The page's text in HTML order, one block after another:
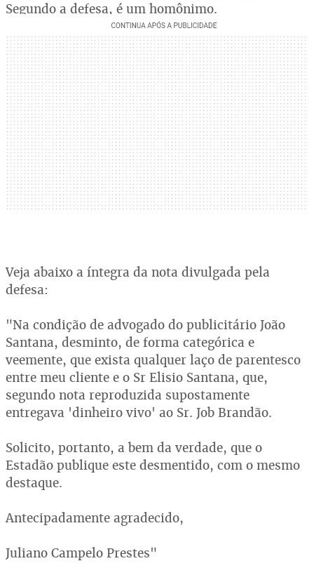
Segundo a defesa, é um homônimo.
Veja abaixo a íntegra da nota divulgada pela
defesa:
"Na condição de advogado do publicitário João
Santana, desminto, de forma categórica e
veemente, que exista qualquer laço de parentesco
entre meu cliente e o Sr Elisio Santana, que,
segundo nota reproduzida supostamente
entregava 'dinheiro vivo' ao Sr. Job Brandão.
Solicito, portanto, a bem da verdade, que o
Estadão publique este desmentido, com o mesmo
destaque.
Antecipadamente agradecido,
Juliano Campelo Prestes"